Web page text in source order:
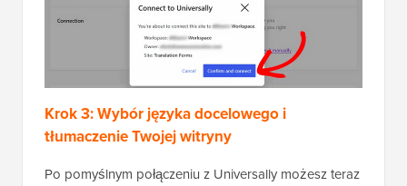
Krok 3: Wybór języka docelowego i
tłumaczenie Twojej witryny
Po pomyślnym połączeniu z Universally możesz teraz